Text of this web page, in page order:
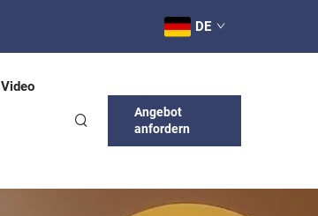
DE
Video
Angebot
anfordern